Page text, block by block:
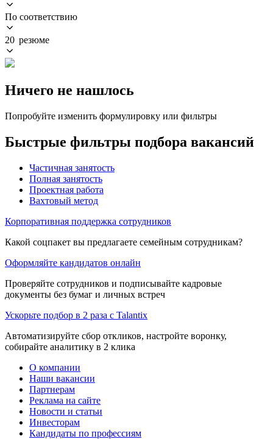
По соответствию
20 резюме
Ничего не нашлось
Попробуйте изменить формулировку или фильтры
Быстрые фильтры подбора вакансий
Частичная занятость
Полная занятость
Проектная работа
Вахтовый метод
Корпоративная поддержка сотрудников
Какой соцпакет вы предлагаете семейным сотрудникам?
Оформляйте кандидатов онлайн
Проверяйте сотрудников и подписывайте кадровые
документы без бумаг и личных встреч
Ускорьте подбор в 2 раза с Talantix
Автоматизируйте сбор откликов, настройте воронку,
собирайте аналитику в 2 клика
О компании
Наши вакансии
Партнерам
Реклама на сайте
Новости и статьи
Инвесторам
Кандидаты по профессиям